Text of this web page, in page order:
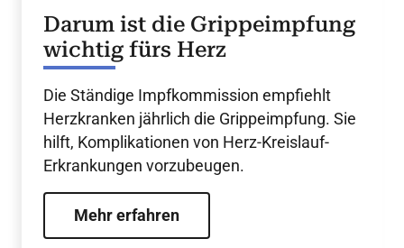
Darum ist die Grippeimpfung
wichtig fürs Herz
Die Ständige Impfkommission empfiehlt
Herzkranken jährlich die Grippeimpfung. Sie
hilft, Komplikationen von Herz-Kreislauf-
Erkrankungen vorzubeugen.
Mehr erfahren